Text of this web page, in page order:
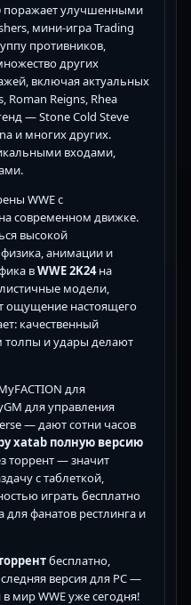
поражает улучшенными
мини-игра Trading
противников,
других
включая актуальных
Roman Reigns, Rhea
— Stone Cold Steve
и многих других.
входами,
WWE с
современном движке.
высокой
анимации и
вWWE 2K24на
модели,
ощущение настоящего
качественный
толпы и удары делают
для
для управления
— дают сотни часов
by xatab полную версию
торрент — значит
с таблеткой,
играть бесплатно
фанатов рестлинга и
бесплатно,
версия для PC —
мир WWE уже сегодня!